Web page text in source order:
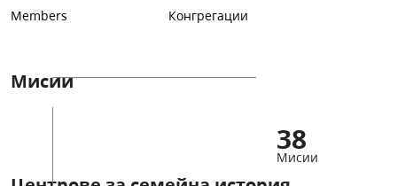
Members Конгрегации
Мисии
38
Мисии